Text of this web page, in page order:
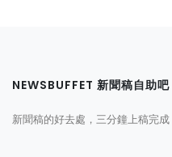
NEWSBUFFET 新聞稿自助吧
新聞稿的好去處，三分鐘上稿完